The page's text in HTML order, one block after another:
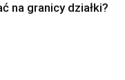
na granicy działki?